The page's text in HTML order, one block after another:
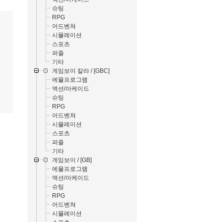
슈팅
RPG
어드벤쳐
시뮬레이션
스포츠
퍼즐
기타
게임보이 칼라 / [GBC]
에뮬프로그램
액션/아케이드
슈팅
RPG
어드벤쳐
시뮬레이션
스포츠
퍼즐
기타
게임보이 / [GB]
에뮬프로그램
액션/아케이드
슈팅
RPG
어드벤쳐
시뮬레이션